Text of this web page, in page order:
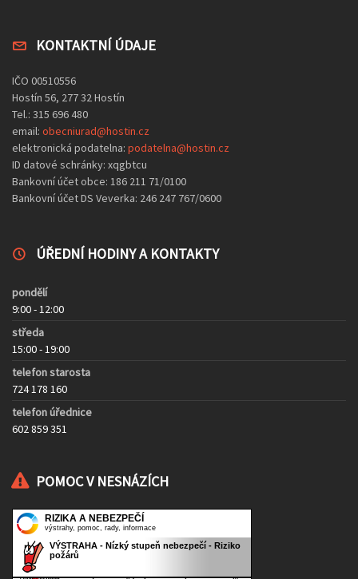
KONTAKTNÍ ÚDAJE
IČO 00510556
Hostín 56, 277 32 Hostín
Tel.: 315 696 480
email: obecniurad@hostin.cz
elektronická podatelna: podatelna@hostin.cz
ID datové schránky: xqgbtcu
Bankovní účet obce: 186 211 71/0100
Bankovní účet DS Veverka: 246 247 767/0600
ÚŘEDNÍ HODINY A KONTAKTY
pondělí
9:00 - 12:00
středa
15:00 - 19:00
telefon starosta
724 178 160
telefon úřednice
602 859 351
POMOC V NESNÁZÍCH